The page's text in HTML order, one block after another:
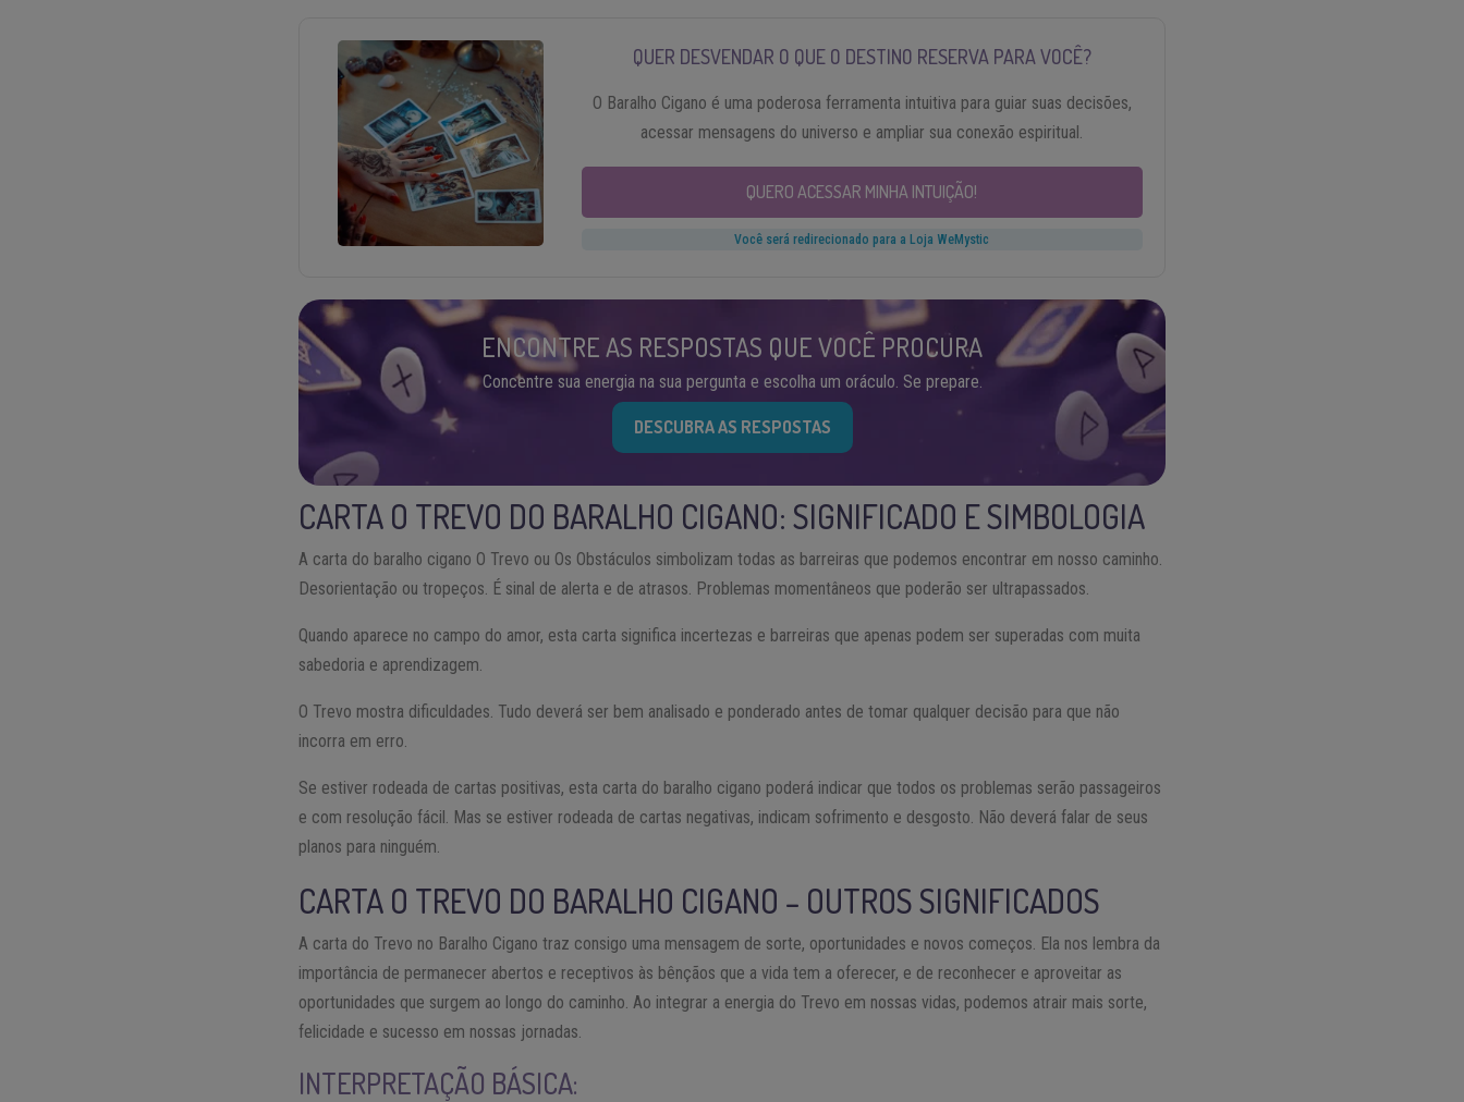
QUER DESVENDAR O QUE O DESTINO RESERVA PARA VOCÊ?
O Baralho Cigano é uma poderosa ferramenta intuitiva para guiar suas decisões,
acessar mensagens do universo e ampliar sua conexão espiritual.
QUERO ACESSAR MINHA INTUIÇÃO!
Você será redirecionado para a Loja WeMystic
ENCONTRE AS RESPOSTAS QUE VOCÊ PROCURA
Concentre sua energia na sua pergunta e escolha um oráculo. Se prepare.
DESCUBRA AS RESPOSTAS
CARTA O TREVO DO BARALHO CIGANO: SIGNIFICADO E SIMBOLOGIA
A carta do baralho cigano O Trevo ou Os Obstáculos simbolizam todas as barreiras que podemos encontrar em nosso caminho.
Desorientação ou tropeços. É sinal de alerta e de atrasos. Problemas momentâneos que poderão ser ultrapassados.
Quando aparece no campo do amor, esta carta significa incertezas e barreiras que apenas podem ser superadas com muita
sabedoria e aprendizagem.
O Trevo mostra dificuldades. Tudo deverá ser bem analisado e ponderado antes de tomar qualquer decisão para que não
incorra em erro.
Se estiver rodeada de cartas positivas, esta carta do baralho cigano poderá indicar que todos os problemas serão passageiros
e com resolução fácil. Mas se estiver rodeada de cartas negativas, indicam sofrimento e desgosto. Não deverá falar de seus
planos para ninguém.
CARTA O TREVO DO BARALHO CIGANO – OUTROS SIGNIFICADOS
A carta do Trevo no Baralho Cigano traz consigo uma mensagem de sorte, oportunidades e novos começos. Ela nos lembra da
importância de permanecer abertos e receptivos às bênçãos que a vida tem a oferecer, e de reconhecer e aproveitar as
oportunidades que surgem ao longo do caminho. Ao integrar a energia do Trevo em nossas vidas, podemos atrair mais sorte,
felicidade e sucesso em nossas jornadas.
INTERPRETAÇÃO BÁSICA: